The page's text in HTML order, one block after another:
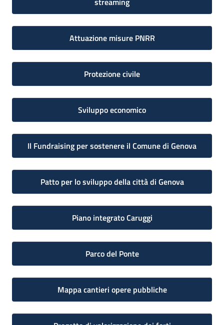
Attuazione misure PNRR
Protezione civile
Sviluppo economico
Il Fundraising per sostenere il Comune di Genova
Patto per lo sviluppo della città di Genova
Piano integrato Caruggi
Parco del Ponte
Mappa cantieri opere pubbliche